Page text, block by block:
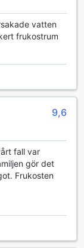
que dans
en ville.
vatten
frukostrum
9,6
fall var
gör det
Frukosten